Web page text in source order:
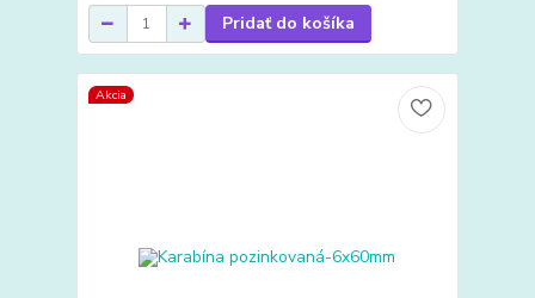
Pridať do košíka
Akcia